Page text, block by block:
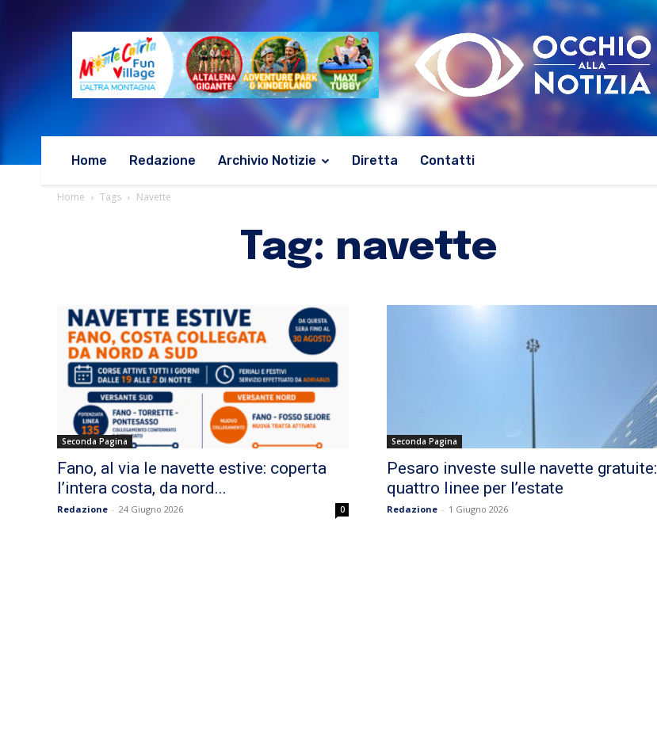
Home Redazione Archivio Notizie Diretta Contatti
Home Tags Navette
Tag: navette
Seconda Pagina
Fano, al via le navette estive: coperta
l’intera costa, da nord...
Redazione - 24 Giugno 2026 0
Seconda Pagina
Pesaro investe sulle navette gratuite:
quattro linee per l’estate
Redazione - 1 Giugno 2026